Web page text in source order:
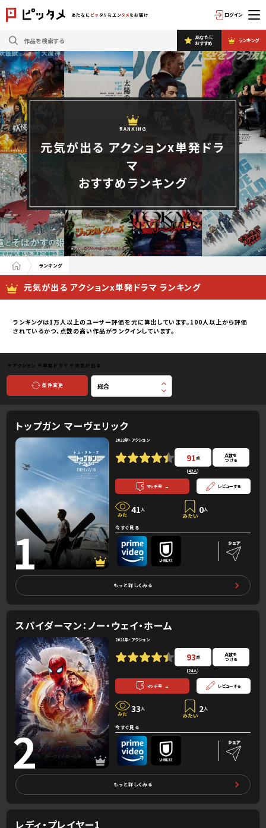
あたなに ピッ タリなエンタメをお届け ログイン
あなたに
おすすめ
ランキング
RANKING
元気が出る アクションx単発ドラ
マ
おすすめランキング
ランキング
元気が出る アクションx単発ドラマ ランキング
ランキングは1万人以上のユーザー評価を元に算出しています。100人以上から評価
されているかつ、点数の高い作品がランクインしています。
＃アクション ＃単発ドラマ ＃元気が出る
条件変更
トップガン マーヴェリック
1
2022年・アクション
91 点
(42人）
点数を
つける
マッチ率 - レビューする
41人 0人
今すぐ見る
もっと詳しくみる
スパイダーマン：ノー・ウェイ・ホーム
2
2021年・アクション
93点
(24人）
点数を
つける
マッチ率 - レビューする
33人 2人
今すぐ見る
もっと詳しくみる
レディ・プレイヤー1